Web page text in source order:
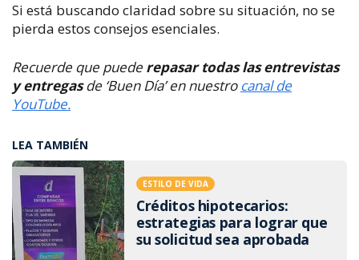
Si está buscando claridad sobre su situación, no se
pierda estos consejos esenciales.
Recuerde que puede repasar todas las entrevistas
y entregasde ‘Buen Día’ en nuestro canal de
YouTube.
LEA TAMBIÉN
ESTILO DE VIDA
Créditos hipotecarios:
estrategias para lograr que
su solicitud sea aprobada